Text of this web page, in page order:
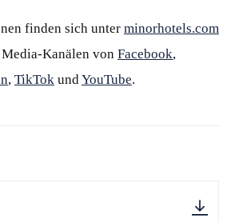
finden sich unter minorhotels.com
Kanälen von Facebook,
, TikTok undYouTube.